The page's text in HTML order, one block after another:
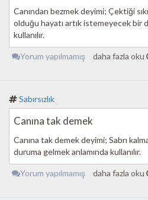
Canından bezmek deyimi; Çektiği
olduğu hayatı artık istemeyecek bir
kullanılır.
Yorum yapılmamış daha fazla oku
Sabırsızlık
Canına tak demek
Canına tak demek deyimi; Sabrı
duruma gelmek anlamında kullanılır.
Yorum yapılmamış daha fazla oku